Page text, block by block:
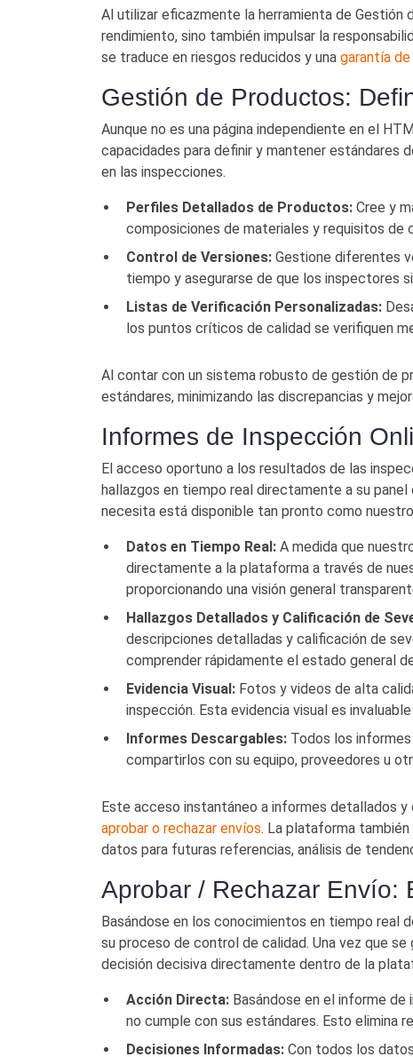
Al utilizar eficazmente la herramienta de
rendimiento, sino también impulsar la
se traduce en riesgos reducidos y una garantía
Gestión de Productos:
Aunque no es una página independiente en el
capacidades para definir y mantener estándares
en las inspecciones.
Perfiles Detallados de Productos: Cree y
composiciones de materiales y requisitos de
Control de Versiones: Gestione diferentes
tiempo y asegurarse de que los inspectores
Listas de Verificación Personalizadas:
los puntos críticos de calidad se verifiquen
Al contar con un sistema robusto de gestión de
estándares, minimizando las discrepancias y
Informes de Inspección
El acceso oportuno a los resultados de las
hallazgos en tiempo real directamente a su
necesita está disponible tan pronto como
Datos en Tiempo Real: A medida que
directamente a la plataforma a través de
proporcionando una visión general
Hallazgos Detallados y Calificación de
descripciones detalladas y calificación de
comprender rápidamente el estado general
Evidencia Visual: Fotos y videos de alta
inspección. Esta evidencia visual es
Informes Descargables: Todos los
compartirlos con su equipo, proveedores u
Este acceso instantáneo a informes detallados
aprobar o rechazar envíos. La plataforma
datos para futuras referencias, análisis de
Aprobar / Rechazar Envío:
Basándose en los conocimientos en tiempo real
su proceso de control de calidad. Una vez que
decisión decisiva directamente dentro de la
Acción Directa: Basándose en el informe
no cumple con sus estándares. Esto elimina
Decisiones Informadas: Con todos los